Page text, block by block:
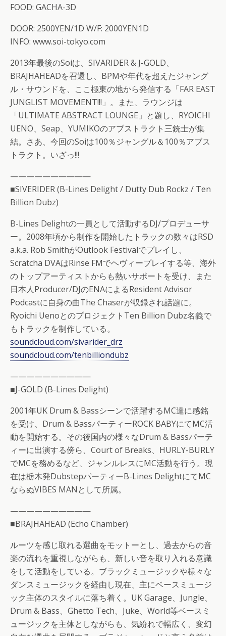
FOOD: GACHA-3D
DOOR: 2500YEN/1D W/F: 2000YEN1D
INFO: www.soi-tokyo.com
2013年最後のSoiは、SIVARIDER & J-GOLD、
BRAJHAHEADを召還し、BPMや年代を超えたジャング
ル・サウンドを、ここ極東の地から発信する「FAR EAST
JUNGLIST MOVEMENT!!!」。また、ラウンジは
「ULTIMATE ABSTRACT LOUNGE」と題し、RYOICHI
UENO、Seap、YUMIKOのアブストラクト三銃士が集
結。さあ、今回のSoiは100％ジャングル＆100％アブス
トラクト。いざっ!!!
——————————
■SIVERIDER (B-Lines Delight / Dutty Dub Rockz / Ten
Billion Dubz)
B-Lines Delightの一員として活動するDJ/プロデューサ
ー。2008年頃から制作を開始したトラックの数々はRSD
a.k.a. Rob SmithがOutlook Festivalでプレイし、
Scratcha DVAはRinse FMでヘヴィープレイする等、海外
のトップアーティストからも熱いサポートを受け、また
日本人Producer/DJのENAによるResident Advisor
Podcastに自身の曲The Chaserが収録され話題に。
Ryoichi UenoとのプロジェクトTen Billion Dubz名義で
もトラックを制作している。
soundcloud.com/sivarider_drz
soundcloud.com/tenbilliondubz
——————————
■J-GOLD (B-Lines Delight)
2001年UK Drum & Bassシーンで活躍するMC達に感銘
を受け、Drum & BassパーティーROCK BABYにてMC活
動を開始する。その後国内の様々なDrum & Bassパーテ
ィーに出演する傍ら、Court of Breaks、HURLY-BURLY
でMCを務めるなど、ジャンルレスにMC活動を行う。現
在は栃木発DubstepパーティーB-Lines DelightにてMC
ならぬVIBES MANとして所属。
——————————
■BRAJHAHEAD (Echo Chamber)
ルーツを感じ取れる選曲をモットーとし、過去からの音
楽の流れを重視しながらも、新しい音を取り入れる意識
をして活動をしている。ブラックミュージックや様々な
ダンスミュージックを経由し現在、主にベースミュージ
ック主体のスタイルに落ち着く。UK Garage、Jungle、
Drum & Bass、Ghetto Tech、Juke、World等ベースミ
ュージックを主体としながらも、気紛れで幅広く、変幻